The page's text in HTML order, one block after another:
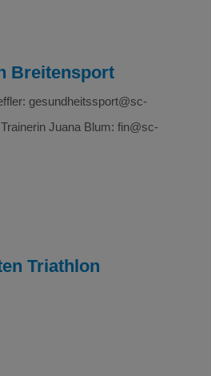
Breitensport
gesundheitssport@sc-
Juana Blum: fin@sc-
Triathlon